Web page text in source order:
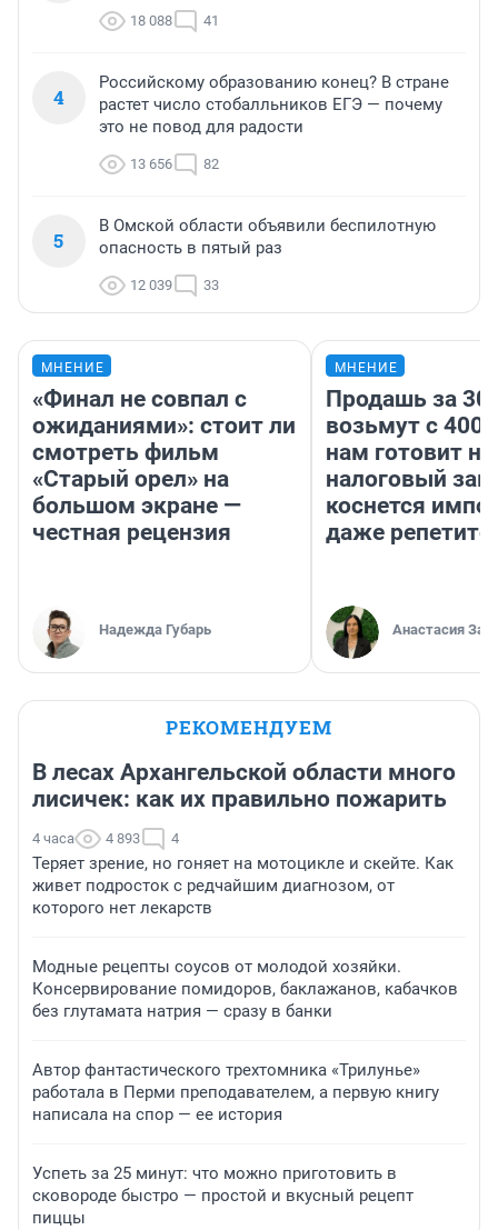
18 088 41
4
Российскому образованию конец? В стране
растет число стобалльников ЕГЭ — почему
это не повод для радости
13 656 82
5
В Омской области объявили беспилотную
опасность в пятый раз
12 039 33
МНЕНИЕ
«Финал не совпал с
ожиданиями»: стоит ли
смотреть фильм
«Старый орел» на
большом экране —
честная рецензия
Надежда Губарь
МНЕНИЕ
Продашь за
возьмут с
нам готовит
налоговый
коснется
даже
Анастасия
РЕКОМЕНДУЕМ
В лесах Архангельской области много
лисичек: как их правильно пожарить
4 часа 4 893 4
Теряет зрение, но гоняет на мотоцикле и скейте. Как
живет подросток с редчайшим диагнозом, от
которого нет лекарств
Модные рецепты соусов от молодой хозяйки.
Консервирование помидоров, баклажанов, кабачков
без глутамата натрия — сразу в банки
Автор фантастического трехтомника «Трилунье»
работала в Перми преподавателем, а первую книгу
написала на спор — ее история
Успеть за 25 минут: что можно приготовить в
сковороде быстро — простой и вкусный рецепт
пиццы